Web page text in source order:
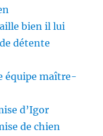
bien il lui
détente
équipe maître-
d’Igor
de chien